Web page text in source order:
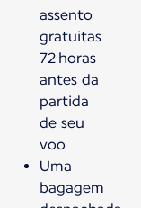
assento
gratuitas
72 horas
antes da
partida
de seu
voo
Uma
bagagem